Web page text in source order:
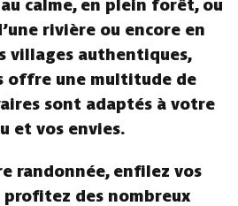
calme, en plein forêt, ou
rivière ou encore en
villages authentiques,
offre une multitude de
sont adaptés à votre
et vos envies.
randonnée, enfilez vos
profitez des nombreux